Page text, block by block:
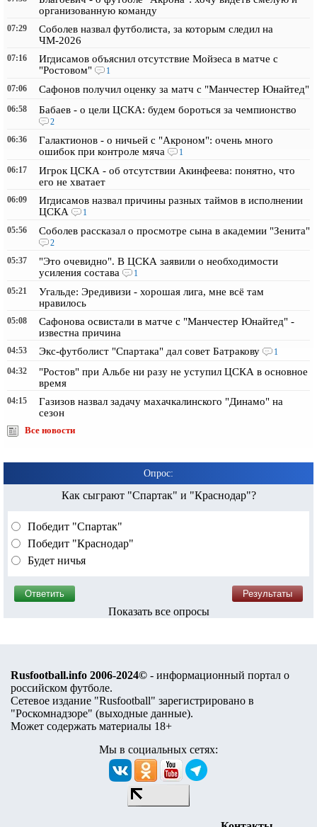
организованную команду
07:29
Соболев назвал футболиста, за которым следил на
ЧМ-2026
07:16
Игдисамов объяснил отсутствие Мойзеса в матче с
"Ростовом"
1
07:06
Сафонов получил оценку за матч с "Манчестер Юнайтед"
06:58 Бабаев - о цели ЦСКА: будем бороться за чемпионство
2
06:36
Галактионов - о ничьей с "Акроном": очень много
ошибок при контроле мяча
1
06:17
Игрок ЦСКА - об отсутствии Акинфеева: понятно, что
его не хватает
06:09
Игдисамов назвал причины разных таймов в исполнении
ЦСКА
1
05:56
Соболев рассказал о просмотре сына в академии "Зенита"
2
05:37
"Это очевидно". В ЦСКА заявили о необходимости
усиления состава
1
05:21
Угальде: Эредивизи - хорошая лига, мне всё там
нравилось
05:08
Сафонова освистали в матче с "Манчестер Юнайтед" -
известна причина
04:53 Экс-футболист "Спартака" дал совет Батракову
1
04:32
"Ростов" при Альбе ни разу не уступил ЦСКА в основное
время
04:15
Газизов назвал задачу махачкалинского "Динамо" на
сезон
Все новости
Опрос:
Как сыграют "Спартак" и "Краснодар"?
Победит "Спартак"
Победит "Краснодар"
Будет ничья
Показать все опросы
Rusfootball.info 2006-2024© - информационный портал о
российском футболе.
Сетевое издание "Rusfootball" зарегистрировано в
"Роскомнадзоре" (выходные данные).
Может содержать материалы 18+
Мы в социальных сетях: